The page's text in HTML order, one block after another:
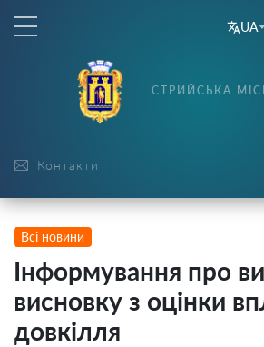
UA
Контакти
СТРИЙСЬКА
Всі новини
Інформування про
висновку з оцінки
довкілля